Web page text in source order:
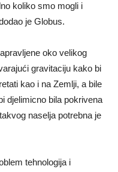
koliko smo mogli i
je Globus.
oko velikog
gravitaciju kako bi
kao i na Zemlji, a bile
djelimicno bila pokrivena
naselja potrebna je
tehnologija i